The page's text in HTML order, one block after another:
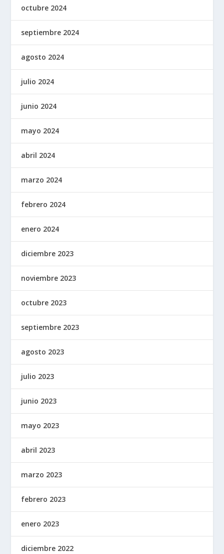
octubre 2024
septiembre 2024
agosto 2024
julio 2024
junio 2024
mayo 2024
abril 2024
marzo 2024
febrero 2024
enero 2024
diciembre 2023
noviembre 2023
octubre 2023
septiembre 2023
agosto 2023
julio 2023
junio 2023
mayo 2023
abril 2023
marzo 2023
febrero 2023
enero 2023
diciembre 2022